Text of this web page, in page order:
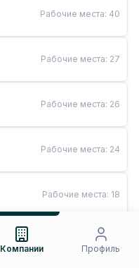
Рабочие места: 40
Рабочие места: 27
Рабочие места: 26
Рабочие места: 24
Рабочие места: 18
Рабочие места
Компании Профиль